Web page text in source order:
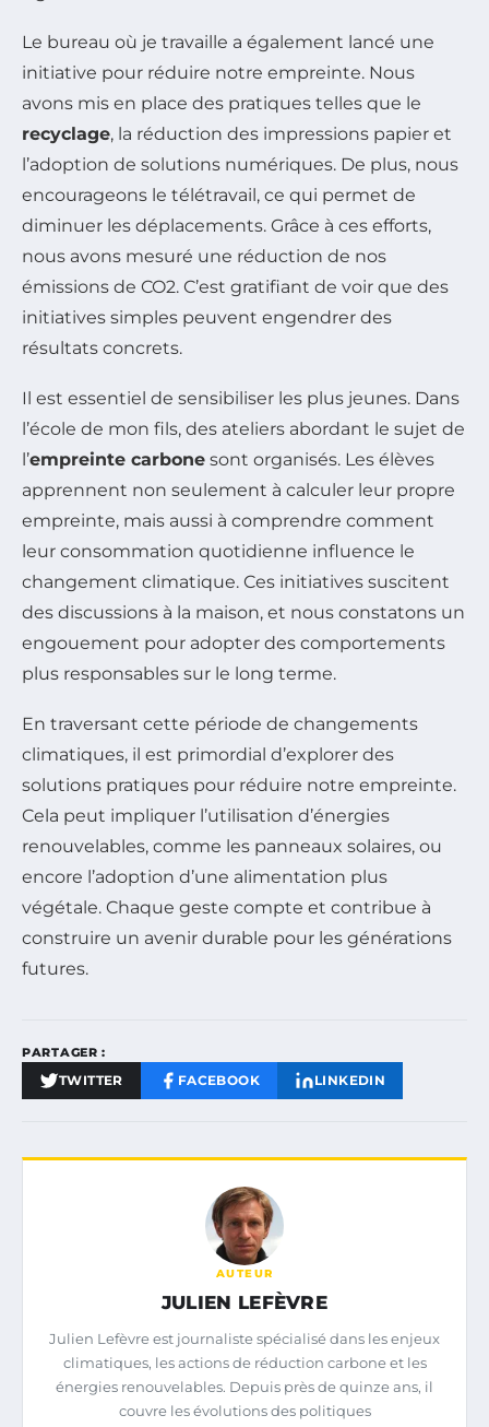
Le bureau où je travaille a également lancé une
initiative pour réduire notre empreinte. Nous
avons mis en place des pratiques telles que le
recyclage, la réduction des impressions papier et
l’adoption de solutions numériques. De plus, nous
encourageons le télétravail, ce qui permet de
diminuer les déplacements. Grâce à ces efforts,
nous avons mesuré une réduction de nos
émissions de CO2. C’est gratifiant de voir que des
initiatives simples peuvent engendrer des
résultats concrets.
Il est essentiel de sensibiliser les plus jeunes. Dans
l’école de mon fils, des ateliers abordant le sujet de
l’empreinte carbone sont organisés. Les élèves
apprennent non seulement à calculer leur propre
empreinte, mais aussi à comprendre comment
leur consommation quotidienne influence le
changement climatique. Ces initiatives suscitent
des discussions à la maison, et nous constatons un
engouement pour adopter des comportements
plus responsables sur le long terme.
En traversant cette période de changements
climatiques, il est primordial d’explorer des
solutions pratiques pour réduire notre empreinte.
Cela peut impliquer l’utilisation d’énergies
renouvelables, comme les panneaux solaires, ou
encore l’adoption d’une alimentation plus
végétale. Chaque geste compte et contribue à
construire un avenir durable pour les générations
futures.
PARTAGER :
TWITTER FACEBOOK LINKEDIN
AUTEUR
JULIEN LEFÈVRE
Julien Lefèvre est journaliste spécialisé dans les enjeux
climatiques, les actions de réduction carbone et les
énergies renouvelables. Depuis près de quinze ans, il
couvre les évolutions des politiques